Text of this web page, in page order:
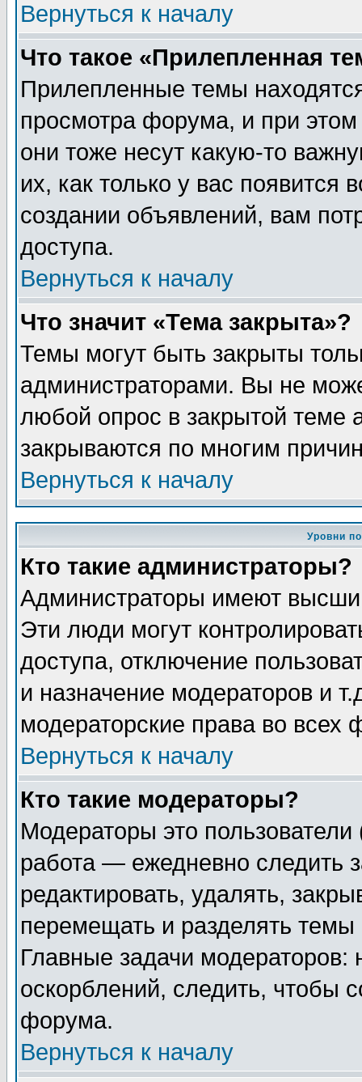
Вернуться к началу
Что такое «Прилепленная
Прилепленные темы
просмотра форума, и при
они тоже несут какую-то
их, как только у вас появится
создании объявлений, вам
доступа.
Вернуться к началу
Что значит «Тема закрыта»?
Темы могут быть закрыты
администраторами. Вы не
любой опрос в закрытой теме
закрываются по многим
Вернуться к началу
Уровни
Кто такие администраторы?
Администраторы имеют
Эти люди могут
доступа, отключение
и назначение модераторов и
модераторские права во всех
Вернуться к началу
Кто такие модераторы?
Модераторы это
работа — ежедневно следить
редактировать, удалять,
перемещать и разделять
Главные задачи
оскорблений, следить, чтобы
форума.
Вернуться к началу